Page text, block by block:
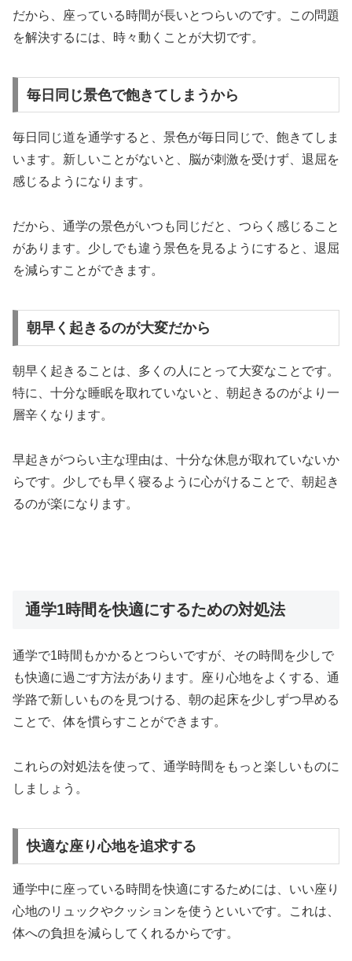
だから、座っている時間が長いとつらいのです。この問題
を解決するには、時々動くことが大切です。
毎日同じ景色で飽きてしまうから
毎日同じ道を通学すると、景色が毎日同じで、飽きてしま
います。新しいことがないと、 脳が刺激を受けず、退屈を
感じるようになります。
だから、通学の景色がいつも同じだと、つらく感じること
があります。少しでも違う景色を見るようにすると、退屈
を減らすことができます。
朝早く起きるのが大変だから
朝早く起きることは、多くの人にとって大変なことです。
特に、 十分な睡眠を取れていないと、朝起きるのがより一
層辛くなります。
早起きがつらい主な理由は、十分な休息が取れていないか
らです。少しでも早く寝るように心がけることで、朝起き
るのが楽になります。
通学1時間を快適にするための対処法
通学で1時間もかかるとつらいですが、その時間を少しで
も快適に過ごす方法があります。座り心地をよくする、通
学路で新しいものを見つける、朝の起床を少しずつ早める
ことで、体を慣らすことができます。
これらの対処法を使って、通学時間をもっと楽しいものに
しましょう。
快適な座り心地を追求する
通学中に座っている時間を快適にするためには、 いい座り
心地のリュックやクッションを使う といいです。これは、
体への負担を減らしてくれるからです。